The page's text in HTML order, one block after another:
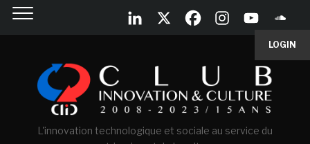
LOGIN
L'innovation technologique et sociale au service du